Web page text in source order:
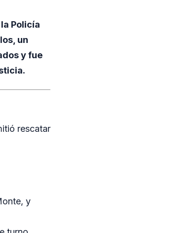
Policía
un
y fue
rescatar
y